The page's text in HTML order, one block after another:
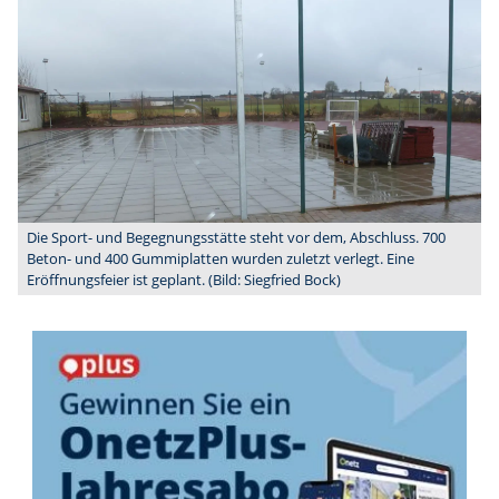
Die Sport- und Begegnungsstätte steht vor dem, Abschluss. 700
Beton- und 400 Gummiplatten wurden zuletzt verlegt. Eine
Eröffnungsfeier ist geplant. (Bild: Siegfried Bock)